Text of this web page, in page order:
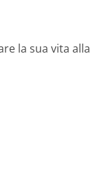
la sua vita alla